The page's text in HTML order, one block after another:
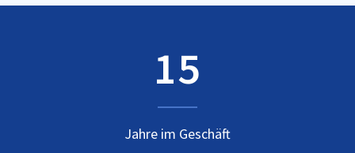
15
Jahre im Geschäft